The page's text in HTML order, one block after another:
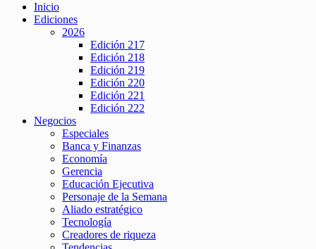
Inicio
Ediciones
2026
Edición 217
Edición 218
Edición 219
Edición 220
Edición 221
Edición 222
Negocios
Especiales
Banca y Finanzas
Economía
Gerencia
Educación Ejecutiva
Personaje de la Semana
Aliado estratégico
Tecnología
Creadores de riqueza